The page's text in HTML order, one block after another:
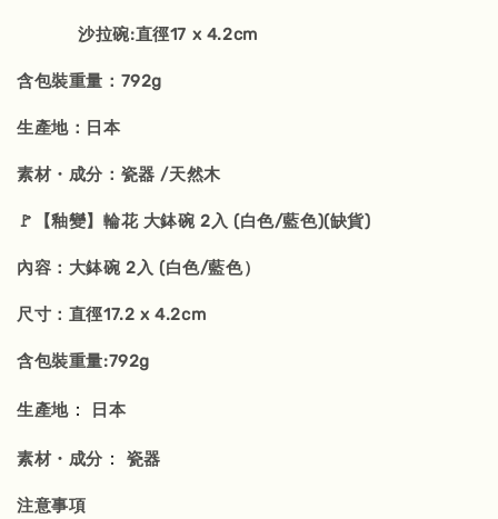
沙拉碗:直徑17 x 4.2cm
含包裝重量：792g
生產地：日本
素材・成分：瓷器 /天然木
🚩【釉變】輪花 大鉢碗 2入 (白色/藍色)(缺貨)
內容：大鉢碗 2入 (白色/藍色）
尺寸：直徑17.2 x 4.2cm
含包裝重量:792g
生產地： 日本
素材・成分 ： 瓷器
注意事項